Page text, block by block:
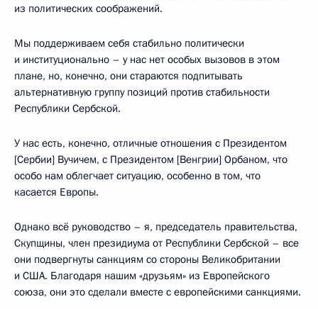
из политических соображений.
Мы поддерживаем себя стабильно политически
и институционально – у нас нет особых вызовов в этом
плане, но, конечно, они стараются подпитывать
альтернативную группу позиций против стабильности
Республики Сербской.
У нас есть, конечно, отличные отношения с Президентом
[Сербии] Вучичем, с Президентом [Венгрии] Орбаном, что
особо нам облегчает ситуацию, особенно в том, что
касается Европы.
Однако всё руководство – я, председатель правительства,
Скупщины, член президиума от Республики Сербской – все
они подвергнуты санкциям со стороны Великобритании
и США. Благодаря нашим «друзьям» из Европейского
союза, они это сделали вместе с европейскими санкциями.